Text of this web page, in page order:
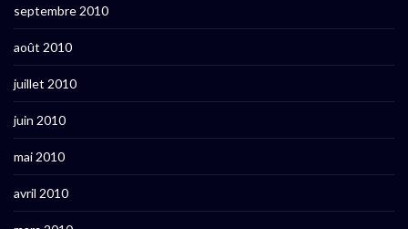
septembre 2010
août 2010
juillet 2010
juin 2010
mai 2010
avril 2010